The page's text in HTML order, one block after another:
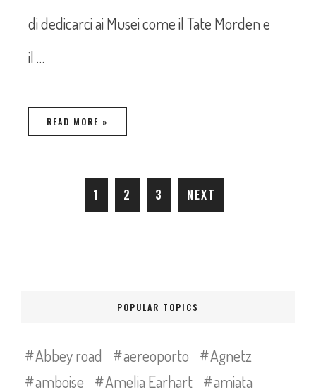
di dedicarci ai Musei come il Tate Morden e
il …
READ MORE »
1 2 3 NEXT
POPULAR TOPICS
Abbey road aereoporto
Agnetz
amboise
Amelia Earhart
amiata